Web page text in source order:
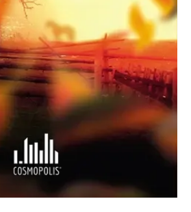
Provider /
1 měsíc
Tento soubor
cookie
používá
služba
Cookie-
Script.com k
zapamatování
předvoleb
souhlasu se
soubory
cookie
návštěvníků.
Je nutné, aby
Cookie-
Script.com